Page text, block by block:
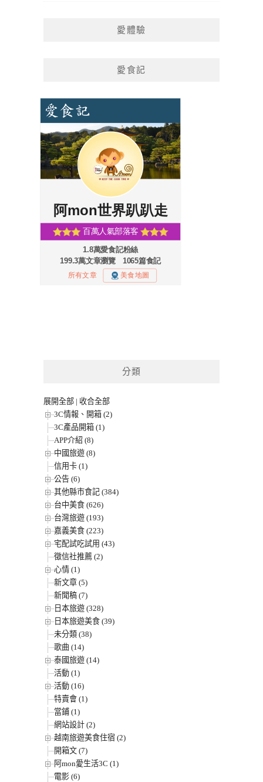
愛體驗
愛食記
分類
展開全部 | 收合全部
3C情報、開箱 (2)
3C產品開箱 (1)
APP介紹 (8)
中國旅遊 (8)
信用卡 (1)
公告 (6)
其他縣市食記 (384)
台中美食 (626)
台灣旅遊 (193)
嘉義美食 (223)
宅配試吃試用 (43)
徵信社推薦 (2)
心情 (1)
新文章 (5)
新聞稿 (7)
日本旅遊 (328)
日本旅遊美食 (39)
未分類 (38)
歌曲 (14)
泰國旅遊 (14)
活動 (1)
活動 (16)
特賣會 (1)
當鋪 (1)
網站設計 (2)
越南旅遊美食住宿 (2)
開箱文 (7)
阿mon愛生活3C (1)
電影 (6)